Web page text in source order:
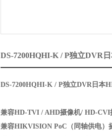
DS-7200HQHI-K / P独立DVR
DS-7200HQHI-K / P独立DVR日本
兼容HD-TVI / AHD摄像机/ HD-CVI
兼容HIKVISION PoC（同轴供电）